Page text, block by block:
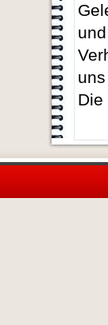
Die